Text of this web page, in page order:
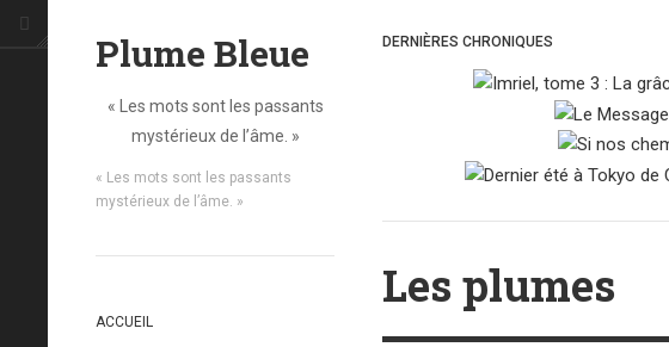
Plume Bleue
« Les mots sont les passants
mystérieux de l’âme. »
« Les mots sont les passants
mystérieux de l’âme. »
ACCUEIL
DERNIÈRES CHRONIQUES
Les plumes